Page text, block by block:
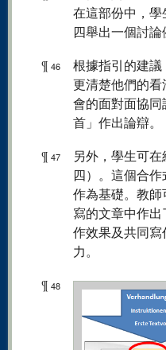
在這部份中，
四舉出一個討論
¶ 46
根據指引的建
更清楚他們的
會的面對面協
首」作出論辯。
¶ 47
另外，學生可
四）。這個合
作為基礎。教
寫的文章中作
作效果及共同
力。
¶ 48